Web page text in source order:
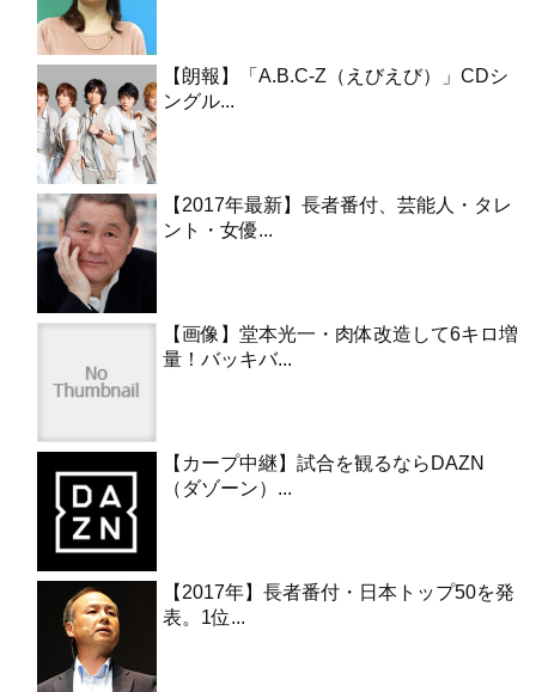
【朗報】「A.B.C-Z（えびえび）」CDシ
ングル...
【2017年最新】長者番付、芸能人・タレ
ント・女優...
【画像】堂本光一・肉体改造して6キロ増
量！バッキバ...
【カープ中継】試合を観るならDAZN
（ダゾーン）...
【2017年】長者番付・日本トップ50を発
表。1位...